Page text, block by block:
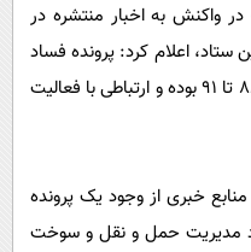
واکنش به اخبار منتشره در
در این ستاد، اعلام کرد: پرونده فساد
در ستاد سوخت مربوط به سال های 88 تا 91 بوده و ارتباطی با فعالیت
منابع خبری از وجود یک پرونده
در ستاد مدیریت حمل و نقل و سوخت